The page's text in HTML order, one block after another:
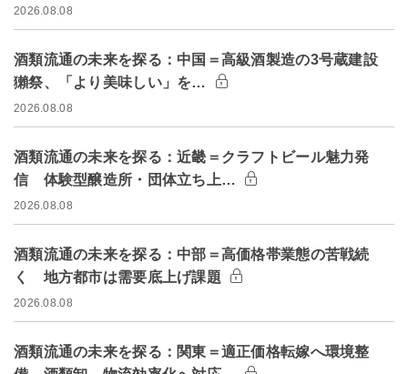
2026.08.08
酒類流通の未来を探る：中国＝高級酒製造の3号蔵建設
獺祭、「より美味しい」を…
2026.08.08
酒類流通の未来を探る：近畿＝クラフトビール魅力発
信 体験型醸造所・団体立ち上…
2026.08.08
酒類流通の未来を探る：中部＝高価格帯業態の苦戦続
く 地方都市は需要底上げ課題
2026.08.08
酒類流通の未来を探る：関東＝適正価格転嫁へ環境整